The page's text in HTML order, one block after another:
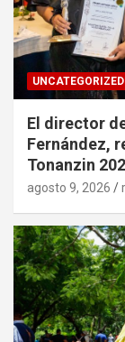
UNCATEGORIZED
El director
Fernández,
Tonanzin
agosto 9, 2026